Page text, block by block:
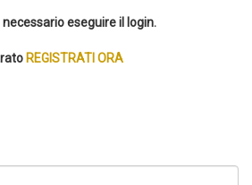
eseguire il login.
REGISTRATI ORA